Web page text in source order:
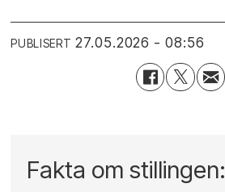
PUBLISERT 27.05.2026 - 08:56
Fakta om stillingen: